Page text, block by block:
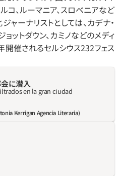
ルコ、ルーマニア、スロベニアなど
ャーナリストとしては、カデナ・
ョットダウン、カミノなどのメディ
開催されるセルシウス232フェス
に潜入
en la gran ciudad
Kerrigan Agencia Literaria)